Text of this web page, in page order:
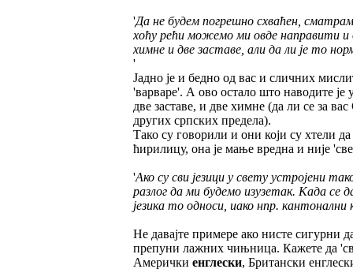
'Да не будем погрешно схваћен,
хоћу рећи можемо ми овде направити
химне и две заставе, али да ли је то
'
Јадно је и бедно од вас и сличних
'варваре'. А ово остало што наводите
две заставе, и две химне (да ли се за
других српских предела).
Тако су говорили и они који су хтели
ћирилицу, она је мање вредна и није
'Ако су сви језици у свету устројени
разлог да ми будемо изузетак. Када се
језика то односи, иако нпр.
Не давајте примере ако нисте сигурни
препуни лажних чињница. Кажете да
Амерички енглески, Британски